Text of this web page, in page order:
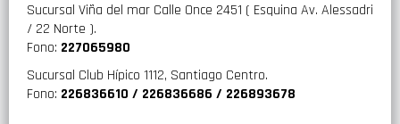
Sucursal Viña del mar Calle Once 2451 ( Esquina Av. Alessadri
/ 22 Norte ).
Fono: 227065980
Sucursal Club Hípico 1112, Santiago Centro.
Fono: 226836610 / 226836686 / 226893678